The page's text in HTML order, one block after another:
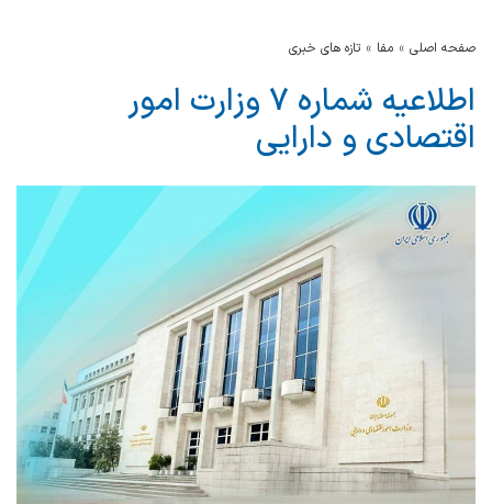
صفحه اصلی مفا تازه های خبری
اطلاعیه شماره ۷ وزارت امور
اقتصادی و دارایی